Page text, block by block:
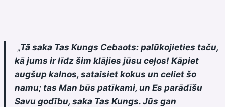
„Tā saka Tas Kungs Cebaots: palūkojieties taču,
kā jums ir līdz šim klājies jūsu ceļos! Kāpiet
augšup kalnos, sataisiet kokus un celiet šo
namu; tas Man būs patīkami, un Es parādīšu
Savu godību, saka Tas Kungs. Jūs gan